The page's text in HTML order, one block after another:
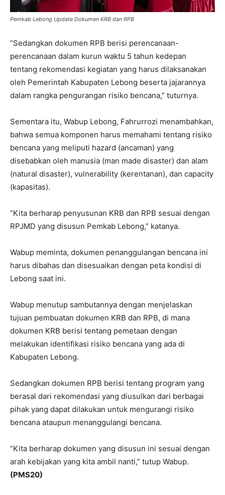
Pemkab Lebong Update Dokumen KRB dan RPB
“Sedangkan dokumen RPB berisi perencanaan-
perencanaan dalam kurun waktu 5 tahun kedepan
tentang rekomendasi kegiatan yang harus dilaksanakan
oleh Pemerintah Kabupaten Lebong beserta jajarannya
dalam rangka pengurangan risiko bencana,” tuturnya.
Sementara itu, Wabup Lebong, Fahrurrozi menambahkan,
bahwa semua komponen harus memahami tentang risiko
bencana yang meliputi hazard (ancaman) yang
disebabkan oleh manusia (man made disaster) dan alam
(natural disaster), vulnerability (kerentanan), dan capacity
(kapasitas).
“Kita berharap penyusunan KRB dan RPB sesuai dengan
RPJMD yang disusun Pemkab Lebong,” katanya.
Wabup meminta, dokumen penanggulangan bencana ini
harus dibahas dan disesuaikan dengan peta kondisi di
Lebong saat ini.
Wabup menutup sambutannya dengan menjelaskan
tujuan pembuatan dokumen KRB dan RPB, di mana
dokumen KRB berisi tentang pemetaan dengan
melakukan identifikasi risiko bencana yang ada di
Kabupaten Lebong.
Sedangkan dokumen RPB berisi tentang program yang
berasal dari rekomendasi yang diusulkan dari berbagai
pihak yang dapat dilakukan untuk mengurangi risiko
bencana ataupun menanggulangi bencana.
“Kita berharap dokumen yang disusun ini sesuai dengan
arah kebijakan yang kita ambil nanti,” tutup Wabup.
(PMS20)